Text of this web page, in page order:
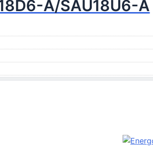
A/SAU18U6-A